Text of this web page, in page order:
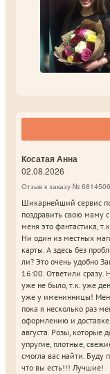
Косатая Анна
02.08.2026
Отзыв к заказу №
Шикарнейший сервис
поздравить свою маму
меня это фантастика,
Ни один из местных
карты. А здесь без
ли? Это очень удобно
16:00. Ответили сразу.
уже не было, т.к. уже
уже у именинницы!
пока я несколько раз
оформлению и
августа. Розы, которые
упругие, плотные,
смогла вас найти. Буду
что вы есть!!! Лучшие!